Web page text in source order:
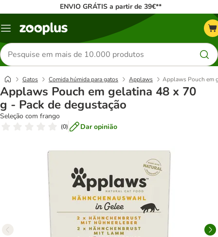
ENVIO GRÁTIS a partir de 39€**
Menu
Pesquisar
produtos
Gatos Comida húmida para gatos Applaws Applaws Pouch em
Applaws Pouch em gelatina 48 x 70
g - Pack de degustação
Seleção com frango
(0) Dar opinião